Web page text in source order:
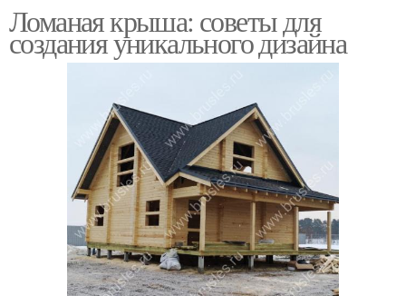
Ломаная крыша: советы для
создания уникального дизайна